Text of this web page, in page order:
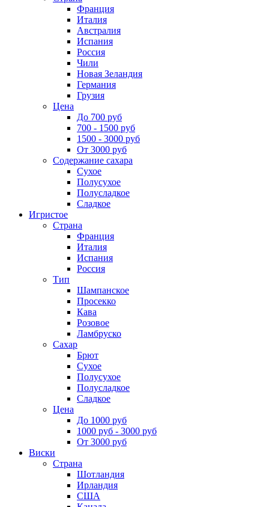
Франция
Италия
Австралия
Испания
Россия
Чили
Новая Зеландия
Германия
Грузия
Цена
До 700 руб
700 - 1500 руб
1500 - 3000 руб
От 3000 руб
Содержание сахара
Сухое
Полусухое
Полусладкое
Сладкое
Игристое
Страна
Франция
Италия
Испания
Россия
Тип
Шампанское
Просекко
Кава
Розовое
Ламбруско
Сахар
Брют
Сухое
Полусухое
Полусладкое
Сладкое
Цена
До 1000 руб
1000 руб - 3000 руб
От 3000 руб
Виски
Страна
Шотландия
Ирландия
США